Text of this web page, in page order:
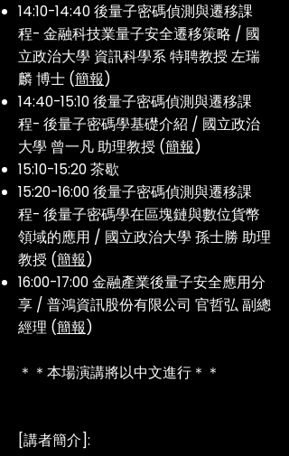
14:10-14:40 後量子密碼偵測與遷移課
程- 金融科技業量子安全遷移策略 / 國
立政治大學 資訊科學系 特聘教授 左瑞
麟 博士 (簡報)
14:40-15:10 後量子密碼偵測與遷移課
程- 後量子密碼學基礎介紹 / 國立政治
大學 曾一凡 助理教授 (簡報)
15:10-15:20 茶歇
15:20-16:00 後量子密碼偵測與遷移課
程- 後量子密碼學在區塊鏈與數位貨幣
領域的應用 / 國立政治大學 孫士勝 助理
教授 (簡報)
16:00-17:00 ⾦融產業後量⼦安全應⽤分
享 / 普鴻資訊股份有限公司 官哲弘 副總
經理 (簡報)
＊＊本場演講將以中文進行＊＊
[講者簡介]: